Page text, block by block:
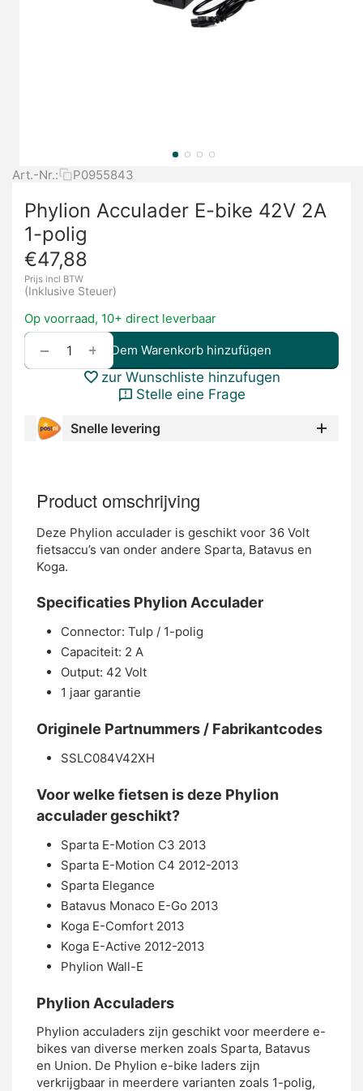
Art.-Nr.: P0955843
Phylion Acculader E-bike 42V 2A
1-polig
€47,88
Prijs incl BTW
(Inklusive Steuer)
Op voorraad, 10+ direct leverbaar
+
− Dem Warenkorb hinzufügen
zur Wunschliste hinzufugen
Stelle eine Frage
Snelle levering
Product omschrijving
Deze Phylion acculader is geschikt voor 36 Volt
fietsaccu’s van onder andere Sparta, Batavus en
Koga.
Specificaties Phylion Acculader
Connector: Tulp / 1-polig
Capaciteit: 2 A
Output: 42 Volt
1 jaar garantie
Originele Partnummers / Fabrikantcodes
SSLC084V42XH
Voor welke fietsen is deze Phylion
acculader geschikt?
Sparta E-Motion C3 2013
Sparta E-Motion C4 2012-2013
Sparta Elegance
Batavus Monaco E-Go 2013
Koga E-Comfort 2013
Koga E-Active 2012-2013
Phylion Wall-E
Phylion Acculaders
Phylion acculaders zijn geschikt voor meerdere e-
bikes van diverse merken zoals Sparta, Batavus
en Union. De Phylion e-bike laders zijn
verkrijgbaar in meerdere varianten zoals 1-polig,